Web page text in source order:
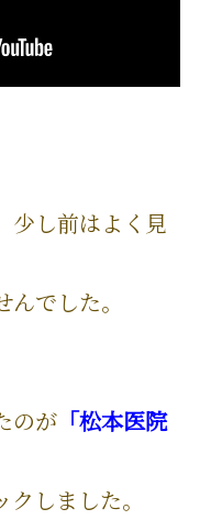
少し前はよく見
でした。
のが 「松本医院
しました。